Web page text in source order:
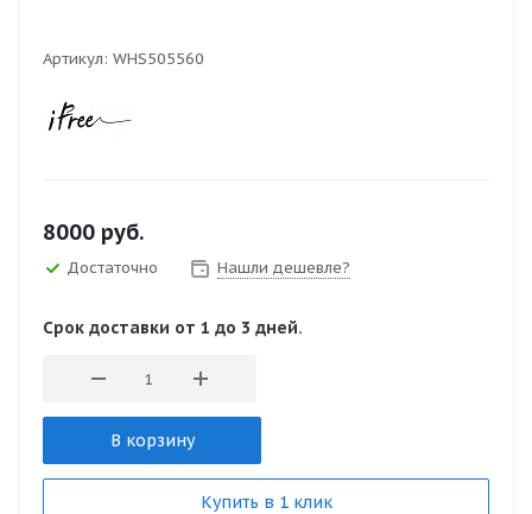
Артикул: WHS505560
8000 руб.
Достаточно Нашли дешевле?
Срок доставки от 1 до 3 дней.
В корзину
Купить в 1 клик